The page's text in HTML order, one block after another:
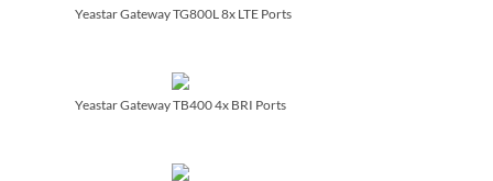
Yeastar Gateway TG800L 8x LTE Ports
Yeastar Gateway TB400 4x BRI Ports